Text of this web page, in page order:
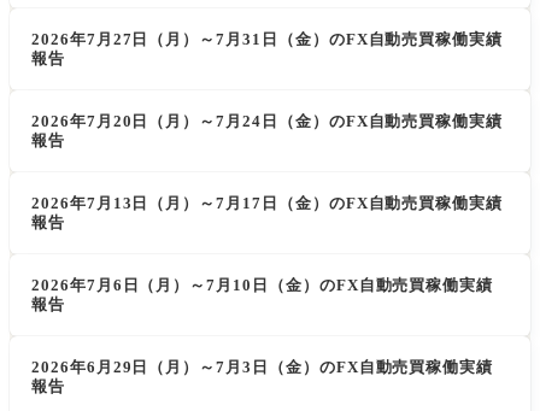
2026年7月27日（月）～7月31日（金）のFX自動売買稼働実績
報告
2026年7月20日（月）～7月24日（金）のFX自動売買稼働実績
報告
2026年7月13日（月）～7月17日（金）のFX自動売買稼働実績
報告
2026年7月6日（月）～7月10日（金）のFX自動売買稼働実績
報告
2026年6月29日（月）～7月3日（金）のFX自動売買稼働実績
報告